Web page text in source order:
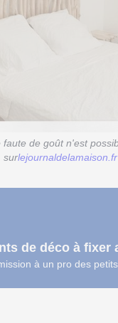
faute de goût n'est
surlejournaldelamaison.fr
de déco à fixer
à un pro des